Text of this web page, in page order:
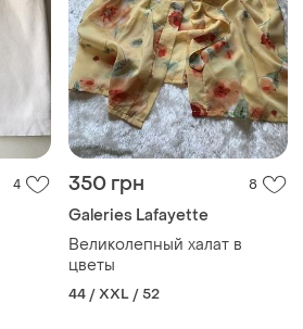
4 350 грн 8
Galeries Lafayette
Великолепный халат в
цветы
44 / XXL / 52